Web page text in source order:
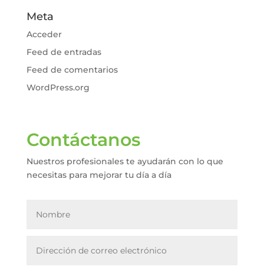
Meta
Acceder
Feed de entradas
Feed de comentarios
WordPress.org
Contáctanos
Nuestros profesionales te ayudarán con lo que
necesitas para mejorar tu día a día